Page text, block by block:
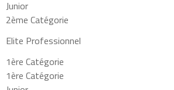
Junior
2ème Catégorie
Elite Professionnel
1ère Catégorie
1ère Catégorie